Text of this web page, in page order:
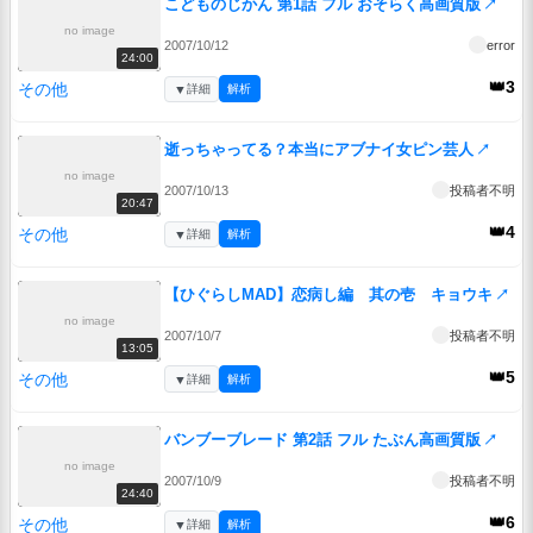
no image
24:00
こどものじかん 第1話 フル おそらく高画質版 ↗
2007/10/12 error
その他 👑3
▼詳細 解析
no image
20:47
逝っちゃってる？本当にアブナイ女ピン芸人 ↗
2007/10/13 投稿者不明
その他 👑4
▼詳細 解析
no image
13:05
【ひぐらしMAD】恋病し編 其の壱 キョウキ ↗
2007/10/7 投稿者不明
その他 👑5
▼詳細 解析
no image
24:40
バンブーブレード 第2話 フル たぶん高画質版 ↗
2007/10/9 投稿者不明
その他 👑6
▼詳細 解析